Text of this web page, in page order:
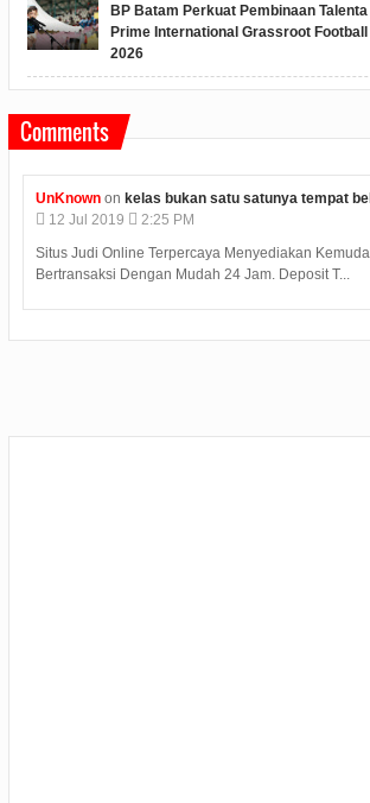
BP Batam Perkuat Pembinaan
Prime International Grassroot
2026
Comments
UnKnownon kelas bukan satu satunya tempat
12 Jul 2019
2:25 PM
Situs Judi Online Terpercaya Menyediakan
Bertransaksi Dengan Mudah 24 Jam. Deposit T...